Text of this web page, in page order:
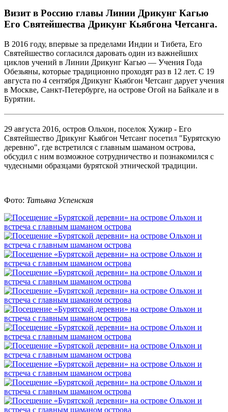
Визит в Россию главы Линии Дрикунг Кагью
Его Святейшества Дрикунг Кьябгона Четсанга.
В 2016 году, впервые за пределами Индии и Тибета, Его
Святейшество согласился даровать один из важнейших
циклов учений в Линии Дрикунг Кагью — Учения Года
Обезьяны, которые традиционно проходят раз в 12 лет. С 19
августа по 4 сентября Дрикунг Кьябгон Четсанг дарует учения
в Москве, Санкт-Петербурге, на острове Огой на Байкале и в
Бурятии.
29 августа 2016, остров Ольхон, поселок Хужир - Его
Святейшество Дрикунг Кьябгон Четсанг посетил "Бурятскую
деревню", где встретился с главным шаманом острова,
обсудил с ним возможное сотрудничество и познакомился с
чудесными образцами бурятской этнической традиции.
Фото: Татьяна Успенская